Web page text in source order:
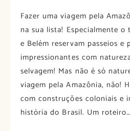
Fazer uma viagem pela
na sua lista! Especialmente
e Belém reservam passeios e
impressionantes com
selvagem! Mas não é só
viagem pela Amazônia, não!
com construções coloniais e
história do Brasil. Um roteiro…